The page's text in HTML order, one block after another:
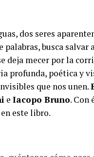
dos seres
palabras, busca salvar
deja mecer por la
profunda, poética y
que nos unen.
e Iacopo Bruno. Con
este libro.